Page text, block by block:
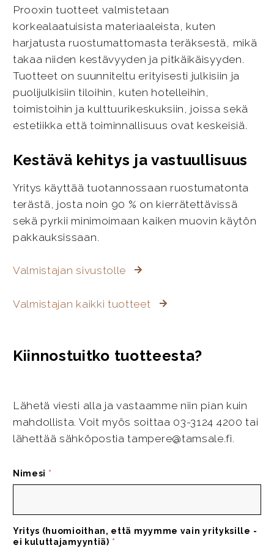
Prooxin tuotteet valmistetaan
korkealaatuisista materiaaleista, kuten
harjatusta ruostumattomasta teräksestä, mikä
takaa niiden kestävyyden ja pitkäikäisyyden.
Tuotteet on suunniteltu erityisesti julkisiin ja
puolijulkisiin tiloihin, kuten hotelleihin,
toimistoihin ja kulttuurikeskuksiin, joissa sekä
estetiikka että toiminnallisuus ovat keskeisiä.
Kestävä kehitys ja vastuullisuus
Yritys käyttää tuotannossaan ruostumatonta
terästä, josta noin 90 % on kierrätettävissä
sekä pyrkii minimoimaan kaiken muovin käytön
pakkauksissaan.
Valmistajan sivustolle
Valmistajan kaikki tuotteet
Kiinnostuitko tuotteesta?
Lähetä viesti alla ja vastaamme niin pian kuin
mahdollista. Voit myös soittaa 03-3124 4200 tai
lähettää sähköpostia tampere@tamsale.fi.
Nimesi *
Yritys (huomioithan, että myymme vain yrityksille -
ei kuluttajamyyntiä) *